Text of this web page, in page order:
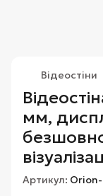
Відеостіни
мм,
Артикул: